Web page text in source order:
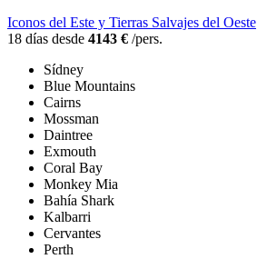
Iconos del Este y Tierras Salvajes del Oeste
18 días desde 4143 € /pers.
Sídney
Blue Mountains
Cairns
Mossman
Daintree
Exmouth
Coral Bay
Monkey Mia
Bahía Shark
Kalbarri
Cervantes
Perth